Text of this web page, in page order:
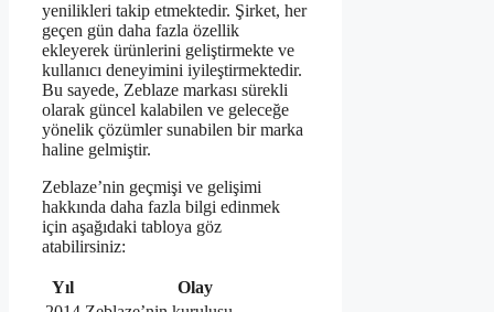
yenilikleri takip etmektedir. Şirket, her
geçen gün daha fazla özellik
ekleyerek ürünlerini geliştirmekte ve
kullanıcı deneyimini iyileştirmektedir.
Bu sayede, Zeblaze markası sürekli
olarak güncel kalabilen ve geleceğe
yönelik çözümler sunabilen bir marka
haline gelmiştir.
Zeblaze’nin geçmişi ve gelişimi
hakkında daha fazla bilgi edinmek
için aşağıdaki tabloya göz
atabilirsiniz:
Yıl
Olay